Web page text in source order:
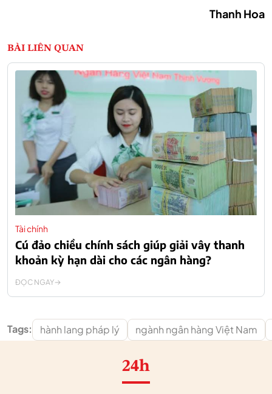
Thanh Hoa
BÀI LIÊN QUAN
Tài chính
Cú đảo chiều chính sách giúp giải vây thanh
khoản kỳ hạn dài cho các ngân hàng?
ĐỌC NGAY
Tags: hành lang pháp lý ngành ngân hàng Việt Nam
24h